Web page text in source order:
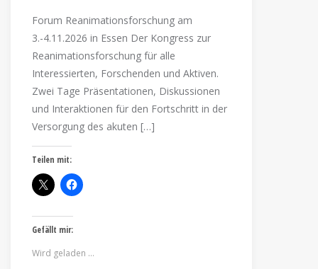
Forum Reanimationsforschung am
3.-4.11.2026 in Essen Der Kongress zur
Reanimationsforschung für alle
Interessierten, Forschenden und Aktiven.
Zwei Tage Präsentationen, Diskussionen
und Interaktionen für den Fortschritt in der
Versorgung des akuten […]
Teilen mit:
Gefällt mir:
Wird geladen …